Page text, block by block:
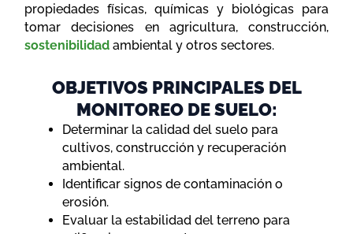
propiedades físicas, químicas y biológicas para
tomar decisiones en agricultura, construcción,
sostenibilidad ambiental y otros sectores.
OBJETIVOS PRINCIPALES DEL
MONITOREO DE SUELO:
Determinar la calidad del suelo para
cultivos, construcción y recuperación
ambiental.
Identificar signos de contaminación o
erosión.
Evaluar la estabilidad del terreno para